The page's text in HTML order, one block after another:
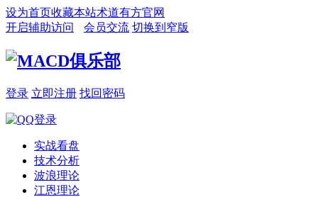
设为首页收藏本站术道有方官网
开启辅助访问
会员交流 切换到窄版
登录 立即注册 找回密码
实战看盘
技术分析
波浪理论
江恩理论